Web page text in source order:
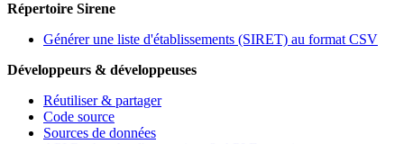
Répertoire Sirene
Générer une liste d'établissements (SIRET) au format CSV
Développeurs & développeuses
Réutiliser & partager
Code source
Sources de données